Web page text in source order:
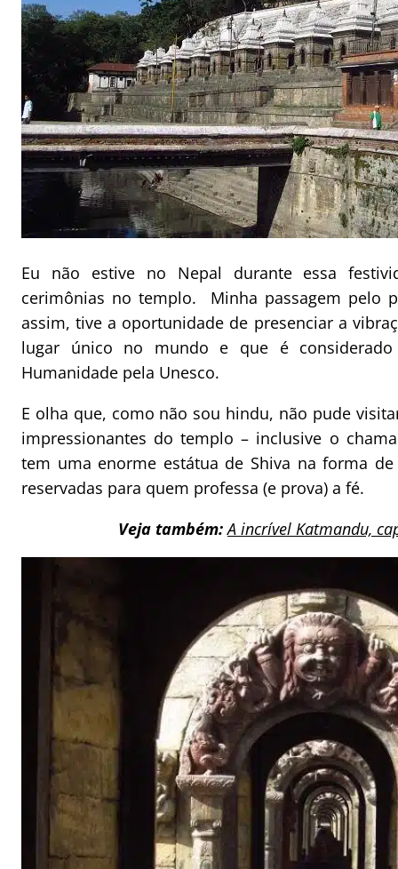
Eu não estive no Nepal durante essa
cerimônias no templo. Minha passagem pelo
assim, tive a oportunidade de presenciar a
lugar único no mundo e que é
Humanidade pela Unesco.
E olha que, como não sou hindu, não pude
impressionantes do templo – inclusive o
tem uma enorme estátua de Shiva na forma
reservadas para quem professa (e prova) a fé.
Veja também: A incrível Katmandu,